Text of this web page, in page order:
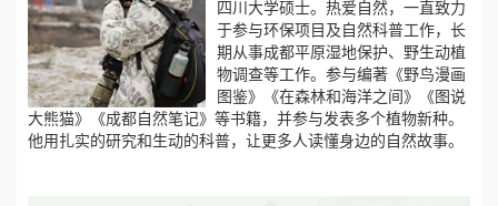
四川大学硕士。热爱自然，一直致力
于参与环保项目及自然科普工作，长
期从事成都平原湿地保护、野生动植
物调查等工作。参与编著《野鸟漫画
图鉴》《在森林和海洋之间》《图说
大熊猫》《成都自然笔记》等书籍，并参与发表多个植物新种。
他用扎实的研究和生动的科普，让更多人读懂身边的自然故事。